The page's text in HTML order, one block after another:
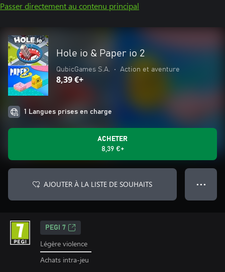
Passer directement au contenu principal
Hole io & Paper io 2
QubicGames S.A. • Action et aventure
8,39 €+
1 Langues prises en charge
ACHETER
8,39 €+
AJOUTER À LA LISTE DE SOUHAITS ● ● ●
PEGI 7
Légère violence
Achats intra-jeu